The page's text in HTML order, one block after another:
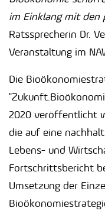
im Einklang mit den
Ratssprecherin Dr.
Veranstaltung im
Die
2020 veröffentlicht
die auf eine
Lebens- und
Fortschrittsbericht
Umsetzung der